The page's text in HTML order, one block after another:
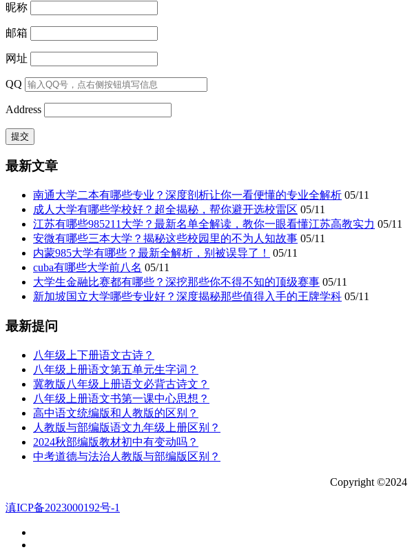
昵称
邮箱
网址
QQ
Address
最新文章
南通大学二本有哪些专业？深度剖析让你一看便懂的专业全解析 05/11
成人大学有哪些学校好？超全揭秘，帮你避开选校雷区 05/11
江苏有哪些985211大学？最新名单全解读，教你一眼看懂江苏高教实力 05/11
安微有哪些三本大学？揭秘这些校园里的不为人知故事 05/11
内蒙985大学有哪些？最新全解析，别被误导了！
05/11
cuba有哪些大学前八名 05/11
大学生金融比赛都有哪些？深挖那些你不得不知的顶级赛事 05/11
新加坡国立大学哪些专业好？深度揭秘那些值得入手的王牌学科 05/11
最新提问
八年级上下册语文古诗？
八年级上册语文第五单元生字词？
冀教版八年级上册语文必背古诗文？
八年级上册语文书第一课中心思想？
高中语文统编版和人教版的区别？
人教版与部编版语文九年级上册区别？
2024秋部编版教材初中有变动吗？
中考道德与法治人教版与部编版区别？
Copyright ©2024
滇ICP备2023000192号-1